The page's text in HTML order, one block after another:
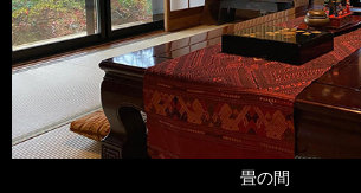
畳の間